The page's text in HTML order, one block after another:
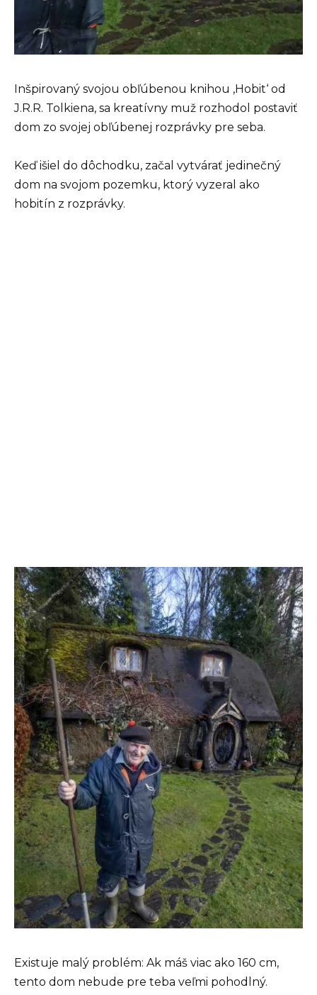
Inšpirovaný svojou obľúbenou knihou ‚Hobit‘ od
J.R.R. Tolkiena, sa kreatívny muž rozhodol postaviť
dom zo svojej obľúbenej rozprávky pre seba.
Keď išiel do dôchodku, začal vytvárať jedinečný
dom na svojom pozemku, ktorý vyzeral ako
hobitín z rozprávky.
Existuje malý problém: Ak máš viac ako 160 cm,
tento dom nebude pre teba veľmi pohodlný.